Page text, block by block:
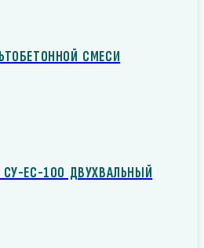
СМЕСИ
ЕС-100 ДВУХВАЛЬНЫЙ